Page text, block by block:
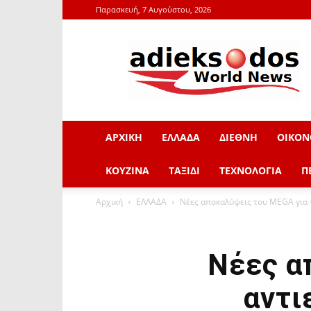
Παρασκευή, 7 Αυγούστου, 2026
adieksodos.gr
ΑΡΧΙΚΗ ΕΛΛΑΔΑ ΔΙΕΘΝΗ
ΚΟΥΖΙΝΑ ΤΑΞΙΔΙ ΤΕΧΝΟΛΟΓΙΑ
Αρχική ΕΛΛΑΔΑ Νέες αποκαλύψεις του MEGA
Νέες